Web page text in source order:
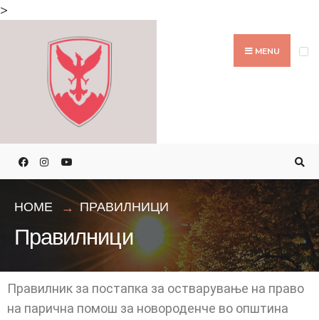
>
MENU
HOME ПРАВИЛНИЦИ
Правилници
Правилник за постапка за остварување на право
на парична помош за новороденче во општина